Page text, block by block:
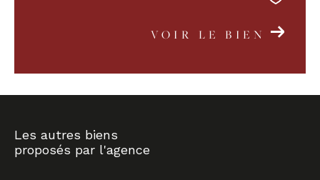
VOIR LE BIEN
Les autres biens
proposés par l'agence